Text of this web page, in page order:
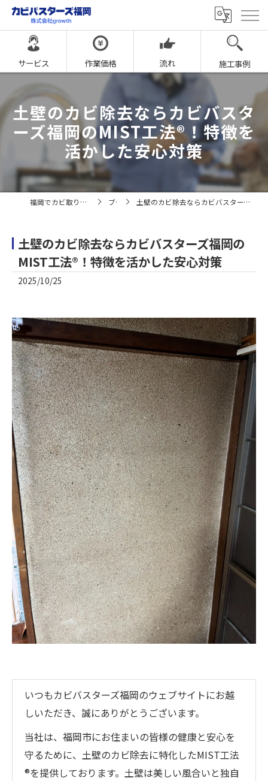
サービス 作業価格 流れ 施工事例
土壁のカビ除去ならカビバスタ
ーズ福岡のMIST工法®！特徴を
活かした安心対策
福岡でカビ取りならカビバスターズ福岡 ブログ 土壁のカビ除去ならカビバスターズ福岡のMIST工法®！特徴を活かした安心対策
土壁のカビ除去ならカビバスターズ福岡の
MIST工法®！特徴を活かした安心対策
2025/10/25
いつもカビバスターズ福岡のウェブサイトにお越
しいただき、誠にありがとうございます。
当社は、福岡市にお住まいの皆様の健康と安心を
守るために、土壁のカビ除去に特化したMIST工法
®を提供しております。土壁は美しい風合いと独自